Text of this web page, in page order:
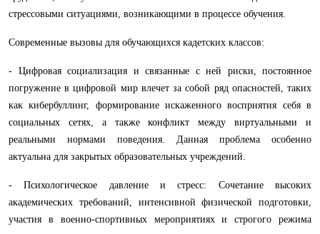
стрессовыми ситуациями, возникающими в процессе обучения.
Современные вызовы для обучающихся кадетских классов:
- Цифровая социализация и связанные с ней риски, постоянное
погружение в цифровой мир влечет за собой ряд опасностей, таких
как кибербуллинг, формирование искаженного восприятия себя в
социальных сетях, а также конфликт между виртуальными и
реальными нормами поведения. Данная проблема особенно
актуальна для закрытых образовательных учреждений.
- Психологическое давление и стресс: Сочетание высоких
академических требований, интенсивной физической подготовки,
участия в военно-спортивных мероприятиях и строгого режима